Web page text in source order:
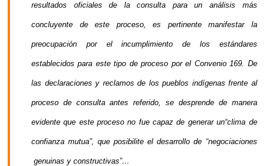
resultados oficiales de la consulta para un análisis más
concluyente de este proceso, es pertinente manifestar la
preocupación por el incumplimiento de los estándares
establecidos para este tipo de proceso por el Convenio 169. De
las declaraciones y reclamos de los pueblos indígenas frente al
proceso de consulta antes referido, se desprende de manera
evidente que este proceso no fue capaz de generar un“clima de
confianza mutua”, que posibilite el desarrollo de “negociaciones
genuinas y constructivas”…